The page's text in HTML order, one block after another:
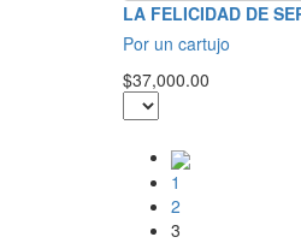
LA FELICIDAD DE
Por un cartujo
$37,000.00
1
2
3